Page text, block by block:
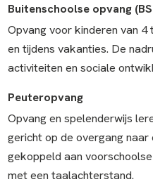
Buitenschoolse opvang
Opvang voor kinderen van
en tijdens vakanties. De
activiteiten en sociale
Peuteropvang
Opvang en spelenderwijs
gericht op de overgang naar
gekoppeld aan
met een taalachterstand.